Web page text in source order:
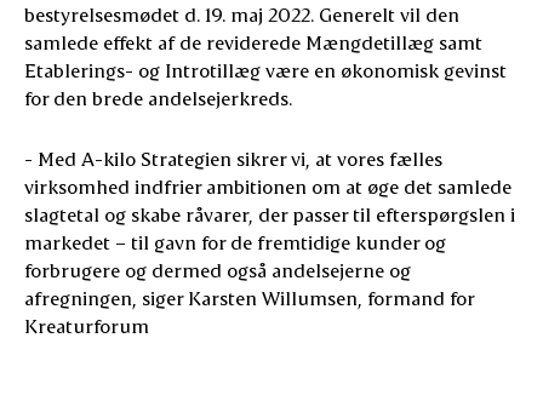
bestyrelsesmødet d. 19. maj 2022. Generelt vil den
samlede effekt af de reviderede Mængdetillæg samt
Etablerings- og Introtillæg være en økonomisk gevinst
for den brede andelsejerkreds.
- Med A-kilo Strategien sikrer vi, at vores fælles
virksomhed indfrier ambitionen om at øge det samlede
slagtetal og skabe råvarer, der passer til efterspørgslen i
markedet – til gavn for de fremtidige kunder og
forbrugere og dermed også andelsejerne og
afregningen, siger Karsten Willumsen, formand for
Kreaturforum